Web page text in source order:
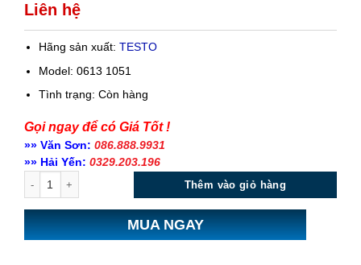
Liên hệ
Hãng sản xuất: TESTO
Model: 0613 1051
Tình trạng: Còn hàng
Gọi ngay để có Giá Tốt !
»» Văn Sơn: 086.888.9931
»» Hải Yến: 0329.203.196
Thêm vào giỏ hàng
MUA NGAY